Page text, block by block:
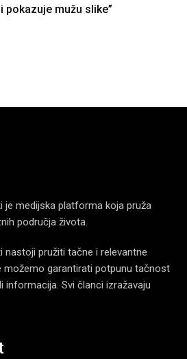
i pokazuje mužu slike”
je medijska platforma koja pruža
područja života.
nastoji pružiti tačne i relevantne
možemo garantirati potpunu tačnost
informacija. Svi članci izražavaju